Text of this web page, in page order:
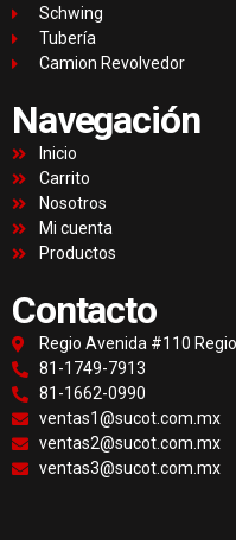
Schwing
Tubería
Camion Revolvedor
Navegación
Inicio
Carrito
Nosotros
Mi cuenta
Productos
Contacto
Regio Avenida #110
81-1749-7913
81-1662-0990
ventas1@sucot.com.mx
ventas2@sucot.com.mx
ventas3@sucot.com.mx